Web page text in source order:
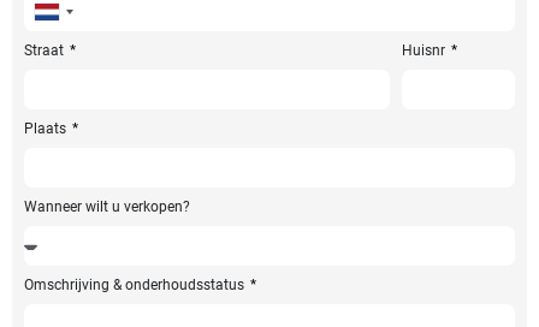
Netherlands
+31
Straat Huisnr
Plaats
Wanneer wilt u verkopen?
Omschrijving & onderhoudsstatus